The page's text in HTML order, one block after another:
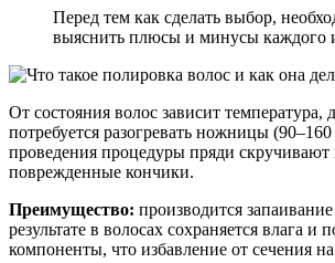
Перед тем как сделать выбор,
выяснить плюсы и минусы каждого
От состояния волос зависит температура,
потребуется разогревать ножницы
проведения процедуры пряди скручивают
поврежденные кончики.
Преимущество: производится
результате в волосах сохраняется влага и
компоненты, что избавление от сечения